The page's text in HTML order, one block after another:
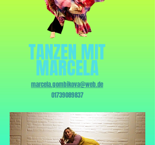
TANZEN MIT
MARCELA
marcela.gombikova@web.de
01739089837